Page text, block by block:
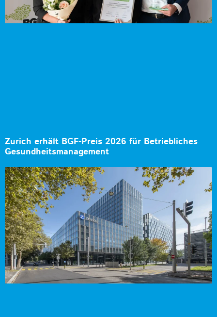
Zurich erhält BGF-Preis 2026 für Betriebliches
Gesundheitsmanagement